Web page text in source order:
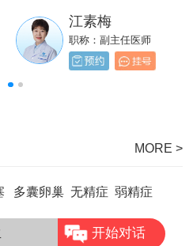
江素梅
职称：副主任医师
邓天财
职称：主治医师
MORE >
多囊卵巢 无精症 弱精症
开始对话